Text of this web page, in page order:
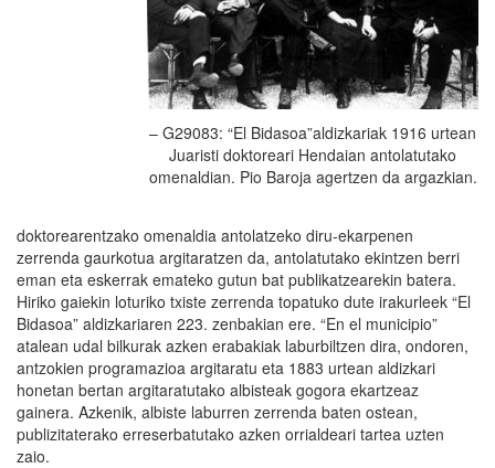
– G29083: “El Bidasoa”aldizkariak 1916 urtean
Juaristi doktoreari Hendaian antolatutako
omenaldian. Pio Baroja agertzen da argazkian.
doktorearentzako omenaldia antolatzeko diru-ekarpenen
zerrenda gaurkotua argitaratzen da, antolatutako ekintzen berri
eman eta eskerrak emateko gutun bat publikatzearekin batera.
Hiriko gaiekin loturiko txiste zerrenda topatuko dute irakurleek “El
Bidasoa” aldizkariaren 223. zenbakian ere. “En el municipio”
atalean udal bilkurak azken erabakiak laburbiltzen dira, ondoren,
antzokien programazioa argitaratu eta 1883 urtean aldizkari
honetan bertan argitaratutako albisteak gogora ekartzeaz
gainera. Azkenik, albiste laburren zerrenda baten ostean,
publizitaterako erreserbatutako azken orrialdeari tartea uzten
zaio.